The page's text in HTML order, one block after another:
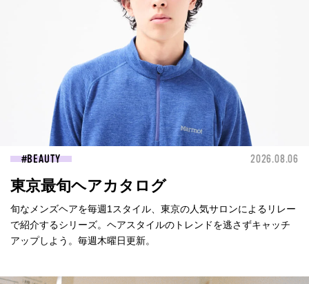
BEAUTY 2026.08.06
東京最旬ヘアカタログ
旬なメンズヘアを毎週1スタイル、東京の人気サロンによるリレー
で紹介するシリーズ。ヘアスタイルのトレンドを逃さずキャッチ
アップしよう。毎週木曜日更新。